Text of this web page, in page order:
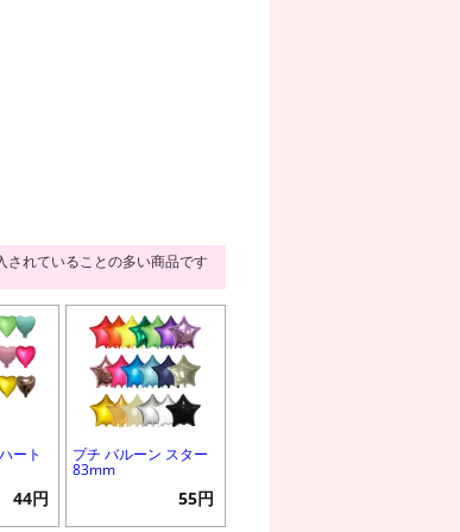
されていることの多い商品です
ート
44円
プチ バルーン スター
83mm
55円